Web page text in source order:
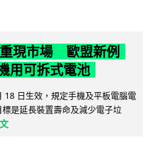
現市場 歐盟新例
用可拆式電池
日生效，規定手機及平板電腦電
是延長裝置壽命及減少電子垃